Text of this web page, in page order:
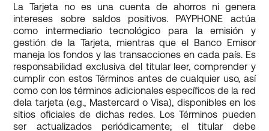
La Tarjeta no es una cuenta de ahorros ni genera
intereses sobre saldos positivos. PAYPHONE actúa
como intermediario tecnológico para la emisión y
gestión de la Tarjeta, mientras que el Banco Emisor
maneja los fondos y las transacciones en cada país. Es
responsabilidad exclusiva del titular leer, comprender y
cumplir con estos Términos antes de cualquier uso, así
como con los términos adicionales específicos de la red
dela tarjeta (e.g., Mastercard o Visa), disponibles en los
sitios oficiales de dichas redes. Los Términos pueden
ser actualizados periódicamente; el titular debe